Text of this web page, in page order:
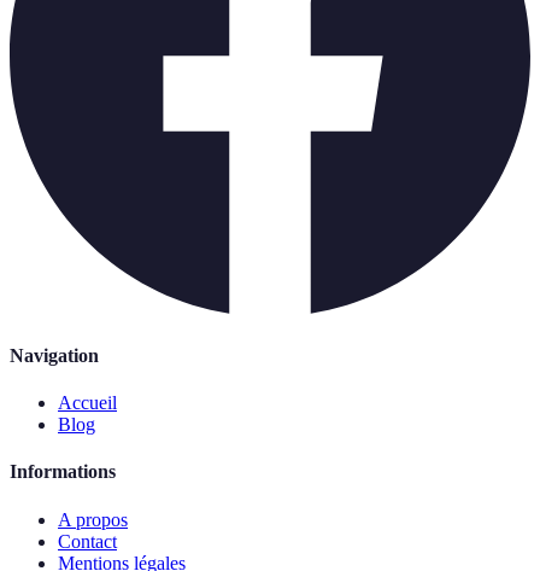
Navigation
Accueil
Blog
Informations
A propos
Contact
Mentions légales